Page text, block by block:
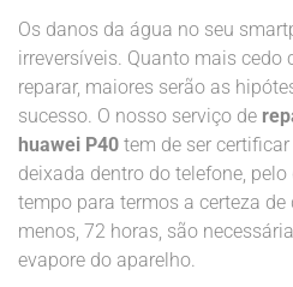
Os danos da água no seu
irreversíveis. Quanto mais
reparar, maiores serão as
sucesso. O nosso serviço de
huawei P40 tem de ser
deixada dentro do telefone,
tempo para termos a certeza
menos, 72 horas, são
evapore do aparelho.